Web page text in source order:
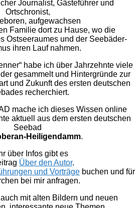
Journalist, Gästeführer und
Ortschronist,
aufgewachsen
Familie dort zu Hause, wo die
Ostseeraumes und der Seebäder-
ihren Lauf nahmen.
habe ich über Jahrzehnte viele
gesammelt und Hintergründe zur
und Zukunft des ersten deutschen
recherchiert.
mache ich dieses Wissen online
aktuell aus dem ersten deutschen
Seebad
Heiligendamm.
über Infos gibt es
Über den Autor.
und Vorträge buchen und für
bei mir anfragen.
mit alten Bildern und neuen